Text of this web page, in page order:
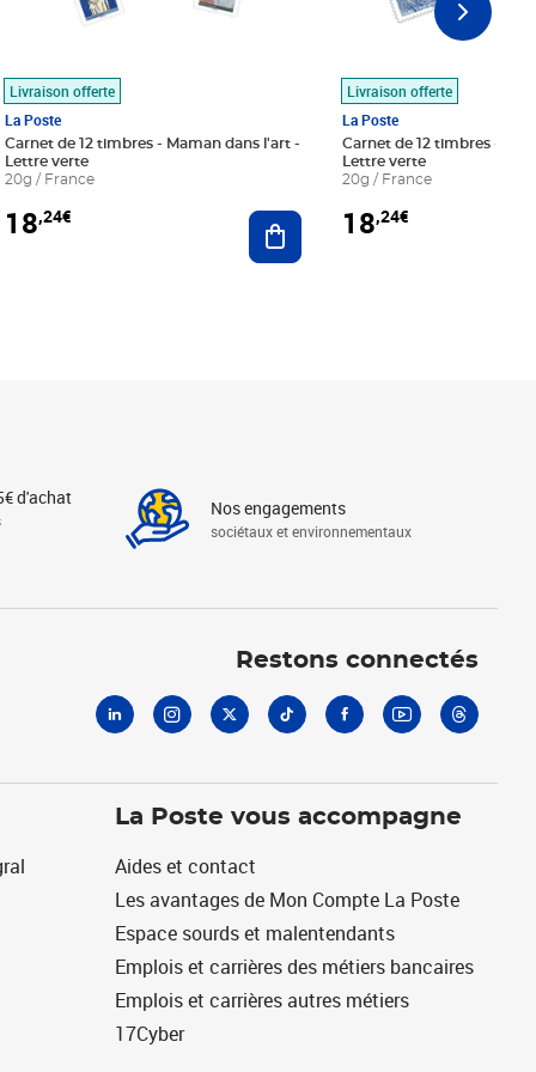
au panier
Livraison offerte
La Poste
Carnet de 12 timbres - Maman dans l'art -
Lettre verte
20g / France
18,24€ Ajouter au panier
Livraison offerte
La Poste
Carnet de 12 timbres - Le
Lettre verte
20g / France
18,24€
d'achat Nos engagements
sociétaux et environnementaux
Restons connectés
La Poste vous accompagne
Aides et contact
Les avantages de Mon Compte La Poste
Espace sourds et malentendants
Emplois et carrières des métiers bancaires
Emplois et carrières autres métiers
17Cyber